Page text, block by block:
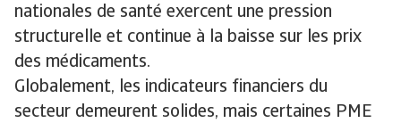
nationales de santé exercent une pression
structurelle et continue à la baisse sur les prix
des médicaments.
Globalement, les indicateurs financiers du
secteur demeurent solides, mais certaines PME